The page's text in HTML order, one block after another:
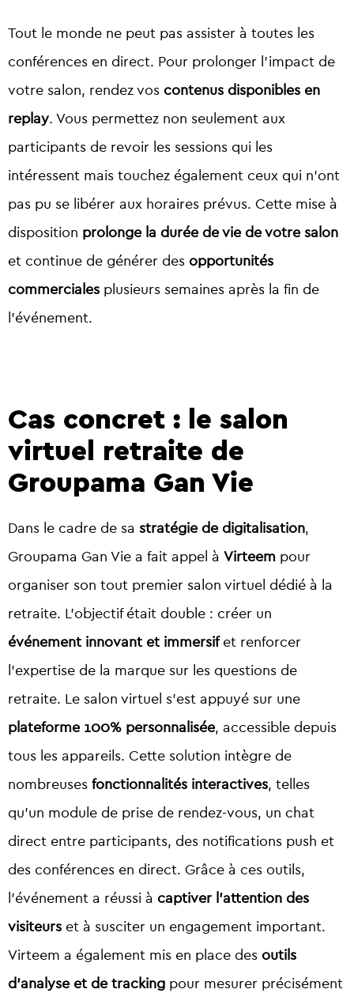
Tout le monde ne peut pas assister à toutes les
conférences en direct. Pour prolonger l’impact de
votre salon, rendez vos contenus disponibles en
replay. Vous permettez non seulement aux
participants de revoir les sessions qui les
intéressent mais touchez également ceux qui n’ont
pas pu se libérer aux horaires prévus. Cette mise à
disposition prolonge la durée de vie de votre salon
et continue de générer des opportunités
commerciales plusieurs semaines après la fin de
l’événement.
Cas concret : le salon
virtuel retraite de
Groupama Gan Vie
Dans le cadre de sa stratégie de digitalisation,
Groupama Gan Vie a fait appel à Virteem pour
organiser son tout premier salon virtuel dédié à la
retraite. L’objectif était double : créer un
événement innovant et immersifet renforcer
l’expertise de la marque sur les questions de
retraite. Le salon virtuel s’est appuyé sur une
plateforme 100% personnalisée, accessible depuis
tous les appareils. Cette solution intègre de
nombreuses fonctionnalités interactives, telles
qu’un module de prise de rendez-vous, un chat
direct entre participants, des notifications push et
des conférences en direct. Grâce à ces outils,
l’événement a réussi à captiver l’attention des
visiteurs et à susciter un engagement important.
Virteem a également mis en place des outils
d’analyse et de tracking pour mesurer précisément